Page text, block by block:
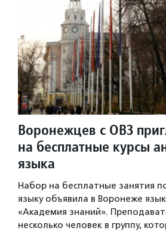
Воронежцев с ОВЗ
на бесплатные курсы
языка
Набор на бесплатные занятия
языку объявила в Воронеже
«Академия знаний».
несколько человек в группу,